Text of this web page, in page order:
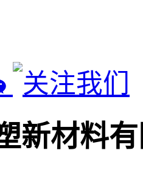
新材料